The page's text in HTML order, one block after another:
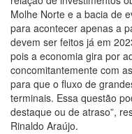
Molhe Norte e a bacia de
para acontecer apenas a
devem ser feitos já em
pois a economia gira por
concomitantemente com
para que o fluxo de
terminais. Essa questão
destaque ou de atraso”,
Rinaldo Araújo.